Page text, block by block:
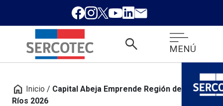
search MENÚ
home Inicio / Capital Abeja Emprende Región de Los
Ríos 2026